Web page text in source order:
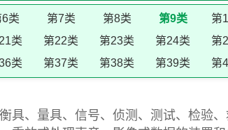
6类 第7类 第8类 第9类 第
类 第22类 第23类 第24类 第
类 第37类 第38类 第39类 第
、量具、信号、侦测、测试、检验